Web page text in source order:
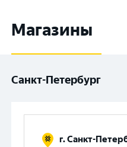
Магазины
Санкт-Петербург
г. Санкт-